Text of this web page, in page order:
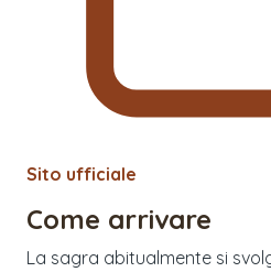
Sito ufficiale
Come arrivare
La sagra abitualmente si